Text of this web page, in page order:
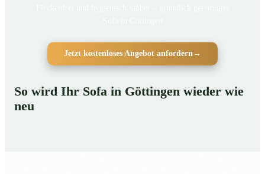
Jetzt kostenloses Angebot anfordern →
So wird Ihr Sofa in Göttingen wieder wie
neu